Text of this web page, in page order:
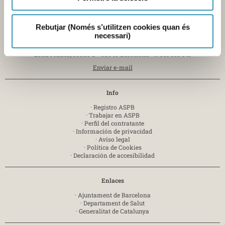
Rebutjar (Només s’utilitzen cookies quan és
necessari)
Av. Drassanes, 13 - 08001 Barcelona -T. 934 439 400
Mercabarna
Zona Franca, sector C - 08040 Barcelona-T. 935 563 341
Enviar e-mail
Info
· Registro ASPB
· Trabajar en ASPB
· Perfil del contratante
· Información de privacidad
· Aviso legal
· Política de Cookies
· Declaración de accesibilidad
Enlaces
· Ajuntament de Barcelona
· Departament de Salut
· Generalitat de Catalunya